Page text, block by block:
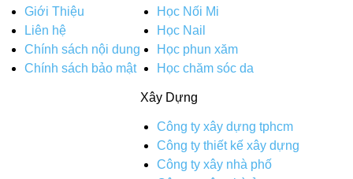
Giới Thiệu
Liên hệ
Chính sách nội dung
Chính sách bảo mật
Học Nối Mi
Học Nail
Học phun xăm
Học chăm sóc da
Xây Dựng
Công ty xây dựng tphcm
Công ty thiết kế xây dựng
Công ty xây nhà phố